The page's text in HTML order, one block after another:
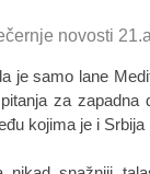
novosti
je samo lane
za
kojima je i Srbija